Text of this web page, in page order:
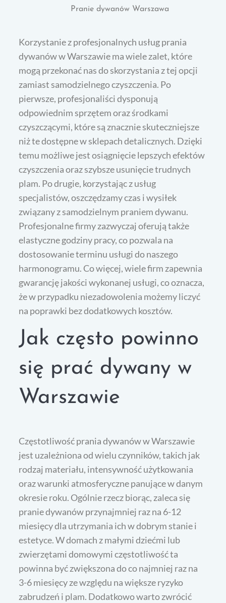
Pranie dywanów Warszawa
Korzystanie z profesjonalnych usług prania
dywanów w Warszawie ma wiele zalet, które
mogą przekonać nas do skorzystania z tej opcji
zamiast samodzielnego czyszczenia. Po
pierwsze, profesjonaliści dysponują
odpowiednim sprzętem oraz środkami
czyszczącymi, które są znacznie skuteczniejsze
niż te dostępne w sklepach detalicznych. Dzięki
temu możliwe jest osiągnięcie lepszych efektów
czyszczenia oraz szybsze usunięcie trudnych
plam. Po drugie, korzystając z usług
specjalistów, oszczędzamy czas i wysiłek
związany z samodzielnym praniem dywanu.
Profesjonalne firmy zazwyczaj oferują także
elastyczne godziny pracy, co pozwala na
dostosowanie terminu usługi do naszego
harmonogramu. Co więcej, wiele firm zapewnia
gwarancję jakości wykonanej usługi, co oznacza,
że w przypadku niezadowolenia możemy liczyć
na poprawki bez dodatkowych kosztów.
Jak często powinno
się prać dywany w
Warszawie
Częstotliwość prania dywanów w Warszawie
jest uzależniona od wielu czynników, takich jak
rodzaj materiału, intensywność użytkowania
oraz warunki atmosferyczne panujące w danym
okresie roku. Ogólnie rzecz biorąc, zaleca się
pranie dywanów przynajmniej raz na 6-12
miesięcy dla utrzymania ich w dobrym stanie i
estetyce. W domach z małymi dziećmi lub
zwierzętami domowymi częstotliwość ta
powinna być zwiększona do co najmniej raz na
3-6 miesięcy ze względu na większe ryzyko
zabrudzeń i plam. Dodatkowo warto zwrócić